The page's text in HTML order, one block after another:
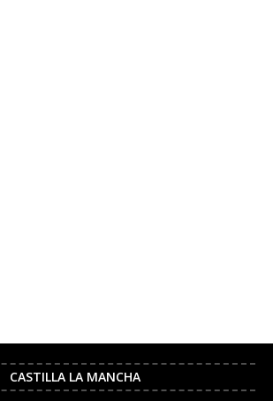
CASTILLA LA MANCHA